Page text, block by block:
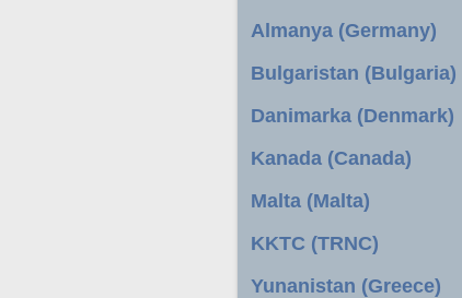
Almanya (Germany)
Bulgaristan (Bulgaria)
Danimarka (Denmark)
Kanada (Canada)
Malta (Malta)
KKTC (TRNC)
Yunanistan (Greece)